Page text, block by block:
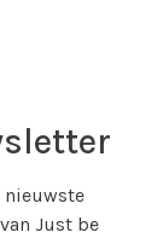
Just be